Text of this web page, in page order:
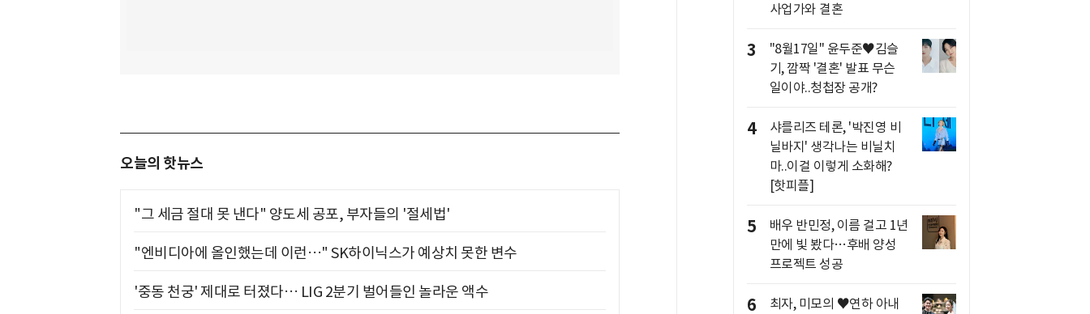
오늘의 핫뉴스
"그 세금 절대 못 낸다" 양도세 공포, 부자들의 '절세법'
"엔비디아에 올인했는데 이런…" SK하이닉스가 예상치 못한 변수
'중동 천궁' 제대로 터졌다… LIG 2분기 벌어들인 놀라운 액수
사업가와 결혼
3
"8월17일" 윤두준♥김슬
기, 깜짝 '결혼' 발표 무슨
일이야..청첩장 공개?
4
샤를리즈 테론, '박진영 비
닐바지' 생각나는 비닐치
마..이걸 이렇게 소화해?
[핫피플]
5
배우 반민정, 이름 걸고 1년
만에 빛 봤다…후배 양성
프로젝트 성공
6 최자, 미모의 ♥연하 아내